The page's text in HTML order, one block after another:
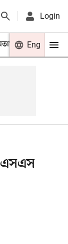
Login
খেলা
Eng